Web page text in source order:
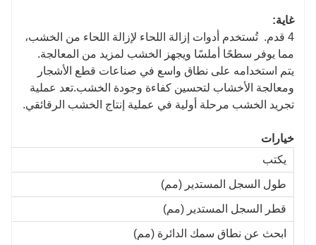
غاية:
4 قدم.
تُستخدم أدوات إزالة اللحاء لإزالة اللحاء من الخشب،
مما يوفر سطحًا أملسًا ويجهز الخشب لمزيد من المعالجة.
يتم استخدامه على نطاق واسع في صناعات قطع الأشجار
ومعالجة الأخشاب لتحسين كفاءة وجودة الخشب.تعد عملية
تجريد الخشب مرحلة أولية في عملية إنتاج الخشب الرقائقي.
خيارات
يكتب
طول السجل المستدير (مم)
قطر السجل المستدير (مم)
ابحث عن نطاق سمك الدائرة (مم)